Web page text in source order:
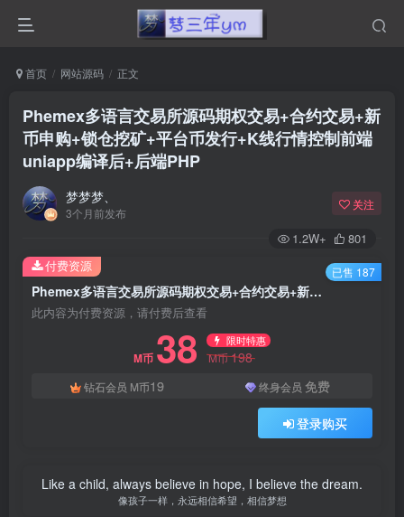
首页 网站源码 正文
Phemex多语言交易所源码期权交易+合约交易+新
币申购+锁仓挖矿+平台币发行+K线行情控制前端
uniapp编译后+后端PHP
梦梦梦、
3个月前发布
关注
1.2W+ 801
Phemex多语言交易所源码期权交易+合约交易+新币申购+锁仓挖矿+平台币发行+K线行情控制前端uniapp编译后+后端PHP
此内容为付费资源，请付费后查看
M币 38 限时特惠
M币198
钻石会员 M币19 终身会员 免费
登录购买
付费资源 已售 187
Like a child, always believe in hope, I believe the dream.
像孩子一样，永远相信希望，相信梦想